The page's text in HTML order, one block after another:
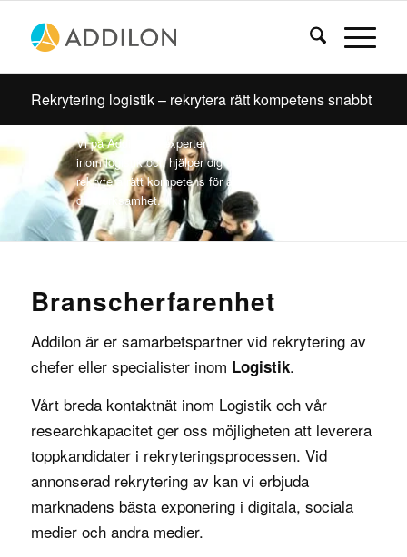
Rekrytering logistik – rekrytera rätt kompetens snabbt
Rekrytering Logistik
Vi på Addilon är experter på rekrytering
inom logistik och hjälper dig att snabbt
rekrytera rätt kompetens för att optimera
din verksamhet.
Branscherfarenhet
Addilon är er samarbetspartner vid rekrytering av
chefereller specialisterinom Logistik.
Vårt breda kontaktnät inom Logistik och vår
researchkapacitet ger oss möjligheten att leverera
toppkandidater i rekryteringsprocessen. Vid
annonserad rekrytering av kan vi erbjuda
marknadens bästa exponering i digitala, sociala
medier och andra medier.